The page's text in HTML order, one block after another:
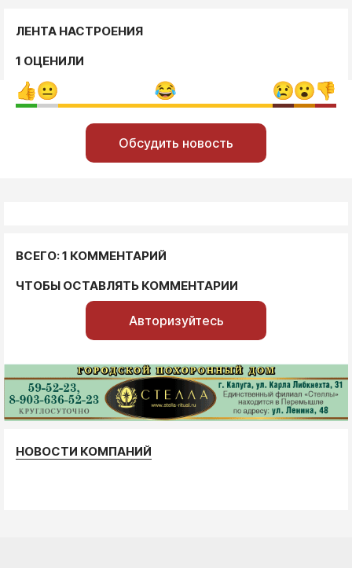
ЛЕНТА НАСТРОЕНИЯ
1 ОЦЕНИЛИ
Обсудить новость
ВСЕГО: 1 КОММЕНТАРИЙ
ЧТОБЫ ОСТАВЛЯТЬ КОММЕНТАРИИ
Авторизуйтесь
НОВОСТИ КОМПАНИЙ